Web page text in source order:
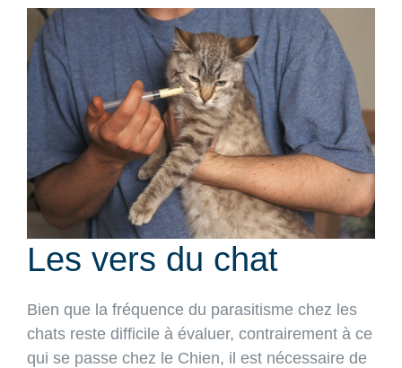
View
Larger
Image
Les vers du chat
Bien que la fréquence du parasitisme chez les
chats reste difficile à évaluer, contrairement à ce
qui se passe chez le Chien, il est nécessaire de